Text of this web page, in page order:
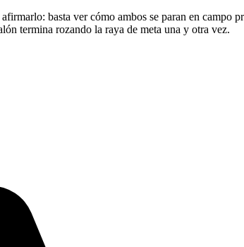
basta ver cómo ambos se paran en campo
termina rozando la raya de meta una y otra vez.